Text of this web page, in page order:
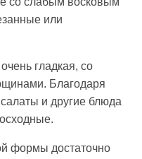
или
гладкая, со
Благодаря
и другие блюда
формы достаточно